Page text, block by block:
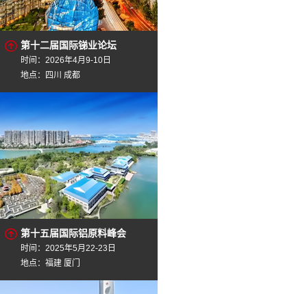
第十二届国际锑业论坛
时间：2026年4月9-10日
地点：四川 成都
第十五届国际铝原料峰会
时间：2025年5月22-23日
地点：福建 厦门